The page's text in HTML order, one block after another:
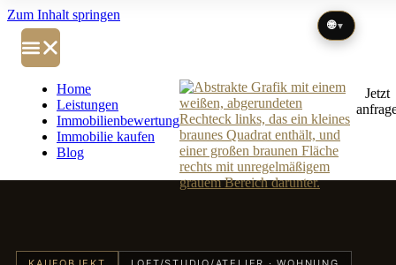
🌐▼
Zum Inhalt springen
Home
Leistungen
Immobilienbewertung
Immobilie kaufen
Blog
Jetzt